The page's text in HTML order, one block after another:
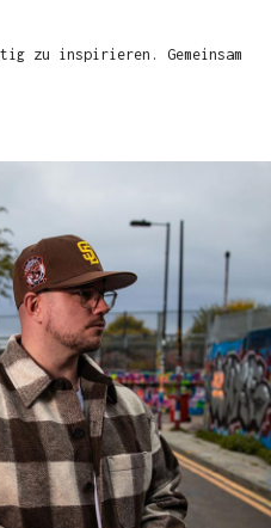
zu inspirieren. Gemeinsam